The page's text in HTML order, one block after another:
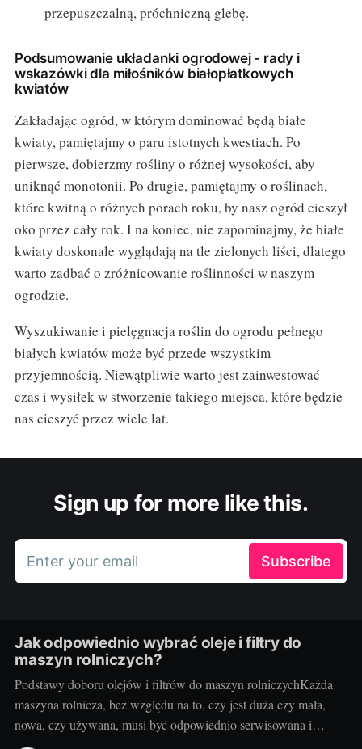
przepuszczalną, próchniczną glebę.
Podsumowanie układanki ogrodowej - rady i
wskazówki dla miłośników białopłatkowych
kwiatów
Zakładając ogród, w którym dominować będą białe
kwiaty, pamiętajmy o paru istotnych kwestiach. Po
pierwsze, dobierzmy rośliny o różnej wysokości, aby
uniknąć monotonii. Po drugie, pamiętajmy o roślinach,
które kwitną o różnych porach roku, by nasz ogród cieszył
oko przez cały rok. I na koniec, nie zapominajmy, że białe
kwiaty doskonale wyglądają na tle zielonych liści, dlatego
warto zadbać o zróżnicowanie roślinności w naszym
ogrodzie.
Wyszukiwanie i pielęgnacja roślin do ogrodu pełnego
białych kwiatów może być przede wszystkim
przyjemnością. Niewątpliwie warto jest zainwestować
czas i wysiłek w stworzenie takiego miejsca, które będzie
nas cieszyć przez wiele lat.
Sign up for more like this.
Enter your email Subscribe
Jak odpowiednio wybrać oleje i filtry do
maszyn rolniczych?
Podstawy doboru olejów i filtrów do maszyn rolniczychKażda
maszyna rolnicza, bez względu na to, czy jest duża czy mała,
nowa, czy używana, musi być odpowiednio serwisowana i
konserwowana. Jednym z kluczowych elementów takiego